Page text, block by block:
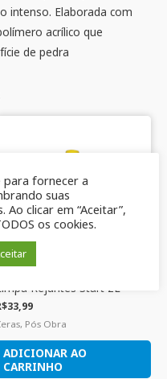
intenso. Elaborada com
acrílico que
de pedra
Rejuntes Start 2L
33,99
Pós Obra
ADICIONAR AO
CARRINHO
para fornecer a
suas
clicar em “Aceitar”,
os cookies.